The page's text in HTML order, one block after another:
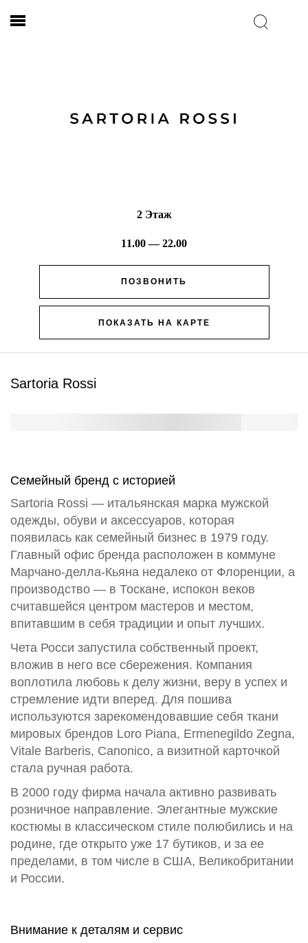
Sartoria Rossi
Семейный бренд с историей
Sartoria Rossi — итальянская марка мужской
одежды, обуви и аксессуаров, которая
появилась как семейный бизнес в 1979 году.
Главный офис бренда расположен в коммуне
Марчано-делла-Кьяна недалеко от Флоренции, а
производство — в Тоскане, испокон веков
считавшейся центром мастеров и местом,
впитавшим в себя традиции и опыт лучших.
Чета Росси запустила собственный проект,
вложив в него все сбережения. Компания
воплотила любовь к делу жизни, веру в успех и
стремление идти вперед. Для пошива
используются зарекомендовавшие себя ткани
мировых брендов Loro Piana, Ermenegildo Zegna,
Vitale Barberis, Canonico, а визитной карточкой
стала ручная работа.
В 2000 году фирма начала активно развивать
розничное направление. Элегантные мужские
костюмы в классическом стиле полюбились и на
родине, где открыто уже 17 бутиков, и за ее
пределами, в том числе в США, Великобритании
и России.
Внимание к деталям и сервис
2 Этаж
11.00 — 22.00
ПОЗВОНИТЬ
ПОКАЗАТЬ НА КАРТЕ